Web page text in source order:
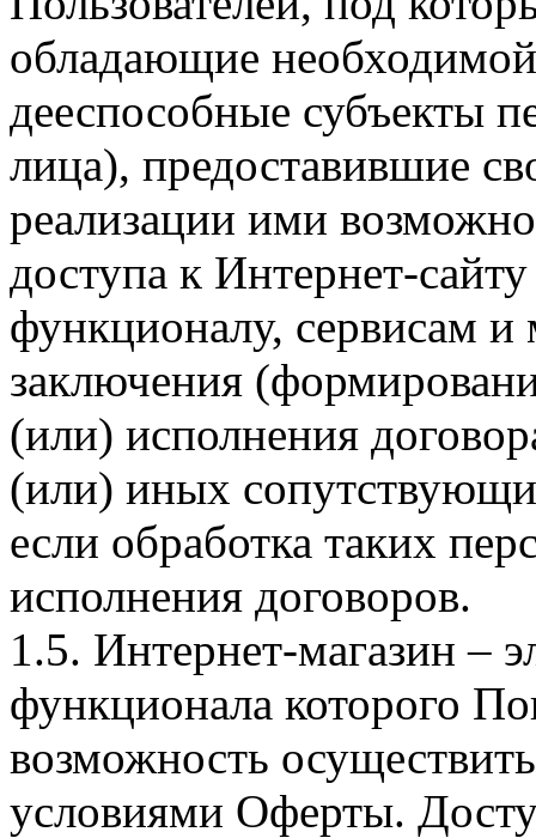
обладающие
дееспособные субъекты
лица), предоставившие
реализации ими
доступа к Интернет-
функционалу, сервисам и
заключения
(или) исполнения
(или) иных
если обработка таких
исполнения договоров.
1.5. Интернет-магазин –
функционала которого
возможность
условиями Оферты.